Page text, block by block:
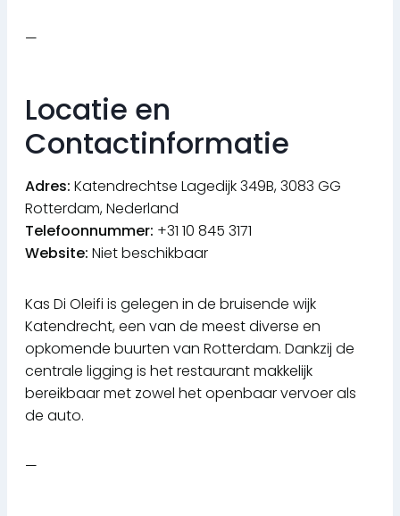
—
Locatie en
Contactinformatie
Adres: Katendrechtse Lagedijk 349B, 3083 GG
Rotterdam, Nederland
Telefoonnummer: +31 10 845 3171
Website: Niet beschikbaar
Kas Di Oleifi is gelegen in de bruisende wijk
Katendrecht, een van de meest diverse en
opkomende buurten van Rotterdam. Dankzij de
centrale ligging is het restaurant makkelijk
bereikbaar met zowel het openbaar vervoer als
de auto.
—